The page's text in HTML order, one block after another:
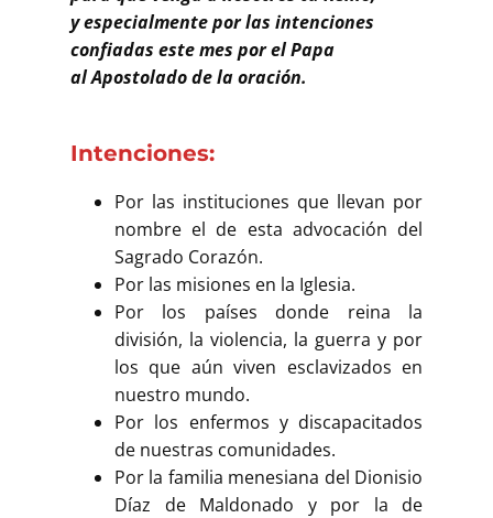
y especialmente por las intenciones
confiadas este mes por el Papa
al Apostolado de la oración.
Intenciones:
Por las instituciones que llevan por
nombre el de esta advocación del
Sagrado Corazón.
Por las misiones en la Iglesia.
Por los países donde reina la
división, la violencia, la guerra y por
los que aún viven esclavizados en
nuestro mundo.
Por los enfermos y discapacitados
de nuestras comunidades.
Por la familia menesiana del Dionisio
Díaz de Maldonado y por la de